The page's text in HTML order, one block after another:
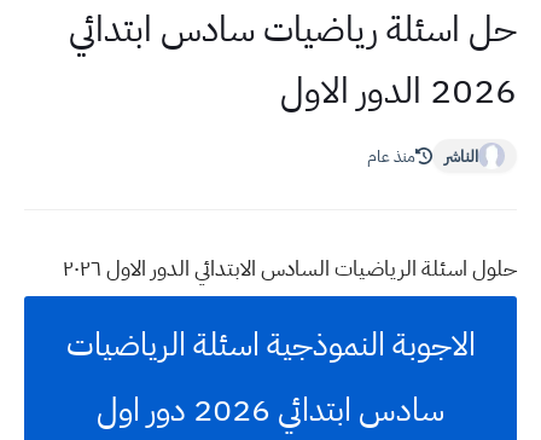
حل اسئلة رياضيات سادس ابتدائي
2026 الدور الاول
الناشر منذ عام
حلولاسئلة الرياضيات السادس الابتدائي الدور الاول ٢٠٢٦
الاجوبة النموذجية اسئلة الرياضيات
سادس ابتدائي 2026 دور اول